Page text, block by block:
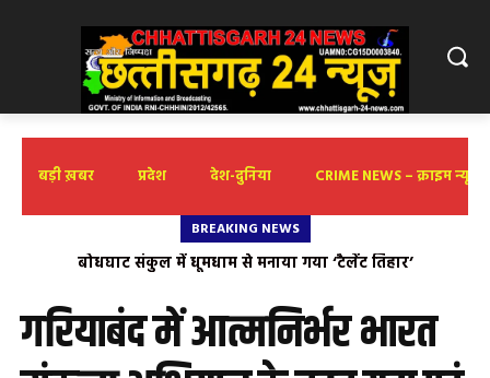
बड़ी ख़बर प्रदेश देश-दुनिया CRIME NEWS – क्राइम न्यूज़
BREAKING NEWS
बोधघाट संकुल में धूमधाम से मनाया गया ‘टैलेंट तिहार’
पत्र सूचना कार्यालय रायपुर द्वारा 9 अगस्त- रविवार को मनेंद्रगढ़ में
गरियाबंद में आत्मनिर्भर भारत